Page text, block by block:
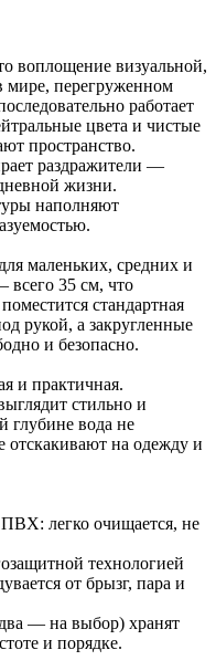
визуальной,
мире, перегруженном
работает
цвета и чистые
пространство.
раздражители —
жизни.
наполняют
маленьких, средних и
35 см, что
стандартная
рукой, а закругленные
и безопасно.
и практичная.
стильно и
глубине вода не
отскакивают на одежду и
легко очищается, не
технологией
от брызг, пара и
— на выбор) хранят
и порядке.